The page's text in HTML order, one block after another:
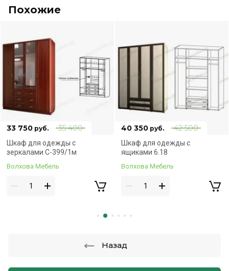
Похожие
Соберём сразу!
Привезём бесплатно!
42 500
40 350руб.
Шкаф для одежды с
ящиками 6.18
Волхова Мебель
Соберём сразу!
Привезём бесплатно!
44 800
42 650руб.
Шкаф для одежды с
ящиками и зеркалами 6.19
Волхова Мебель
Назад